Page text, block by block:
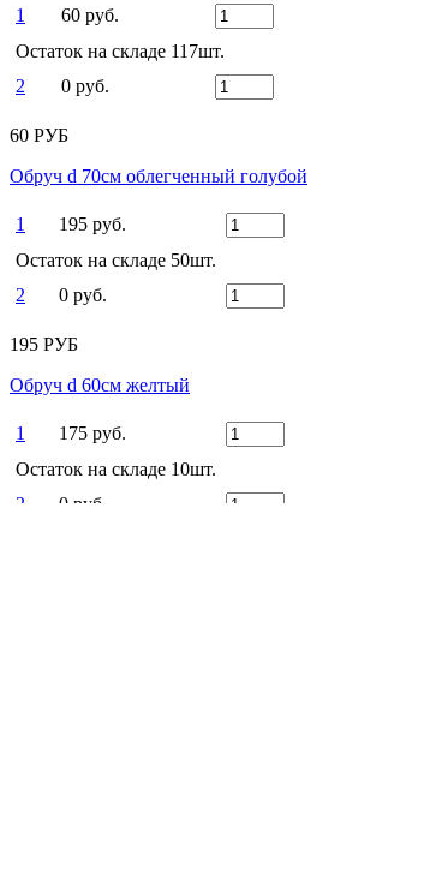
1
60 руб.
Остаток на складе 117шт.
2
0 руб.
60 РУБ
Обруч d 70см облегченный голубой
1
195 руб.
Остаток на складе 50шт.
2
0 руб.
195 РУБ
Обруч d 60см желтый
1
175 руб.
Остаток на складе 10шт.
2
0 руб.